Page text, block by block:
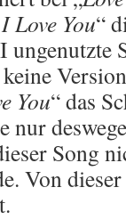
Love You“
You“ das
nur
Song
Von